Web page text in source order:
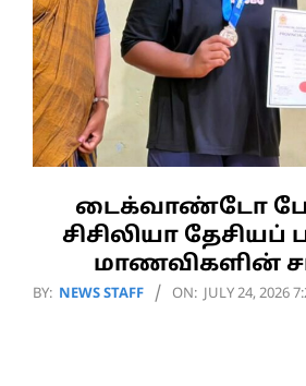
டைக்வாண்டோ
சிசிலியா
மாணவிகளின்
2026-
BY: NEWS STAFF ON: JULY 24, 2026